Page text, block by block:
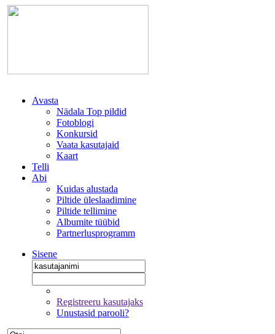
Avasta
Nädala Top pildid
Fotoblogi
Konkursid
Vaata kasutajaid
Kaart
Telli
Abi
Kuidas alustada
Piltide üleslaadimine
Piltide tellimine
Albumite tüübid
Partnerlusprogramm
Sisene
Registreeru kasutajaks
Unustasid parooli?